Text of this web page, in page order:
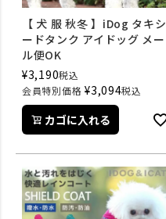
【 犬 服 秋冬 】iDog タキシ
ードタンク アイドッグ メー
ル便OK
¥3,190税込
会員特別価格 ¥3,094税込
カゴに入れる